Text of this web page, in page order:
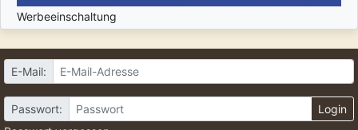
Werbeeinschaltung
E-Mail:
Passwort:
Login